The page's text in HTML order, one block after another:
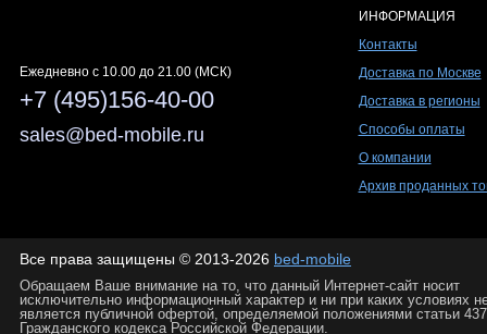
Ежедневно c 10.00 до 21.00 (МСК)
+7 (495)156-40-00
sales@bed-mobile.ru
ИНФОРМАЦИЯ
Контакты
Доставка по Москве
Доставка в регионы
Способы оплаты
О компании
Архив проданных
Все права защищены © 2013-2026 bed-mobile
Обращаем Ваше внимание на то, что данный Интернет-сайт носит
исключительно информационный характер и ни при каких условиях
является публичной офертой, определяемой положениями статьи 437
Гражданского кодекса Российской Федерации.